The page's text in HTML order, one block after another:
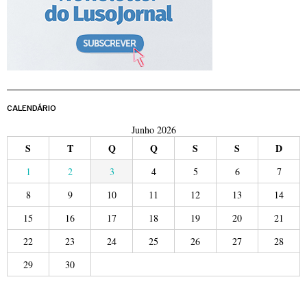
CALENDÁRIO
Junho 2026
S T Q Q S S D
1 2 3 4 5 6
7
8
9 10 11 12 13
14
15
16 17 18 19 20
21
22
23 24 25 26 27
28
29
30